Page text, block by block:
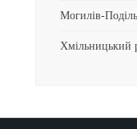
Могилів-
Хмільницький